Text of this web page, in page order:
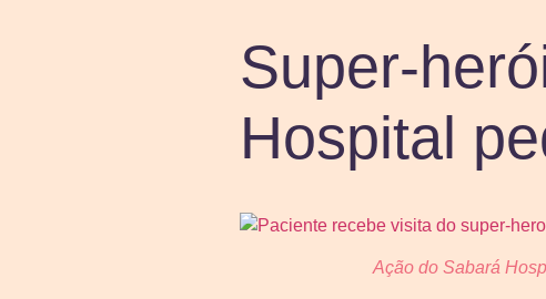
Super-
Hospital
Ação do Sabará